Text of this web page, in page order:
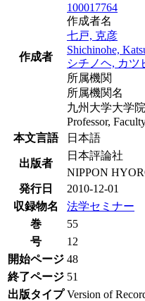
作成者
100017764
作成者名
七戸, 克彦
Shichinohe,
シチノヘ, カツ
所属機関
所属機関名
九州大学大学
Professor,
本文言語
日本語
出版者
日本評論社
NIPPON
発行日
2010-12-01
収録物名
法学セミナー
巻
55
号
12
開始ページ 48
終了ページ 51
出版タイプ Version of